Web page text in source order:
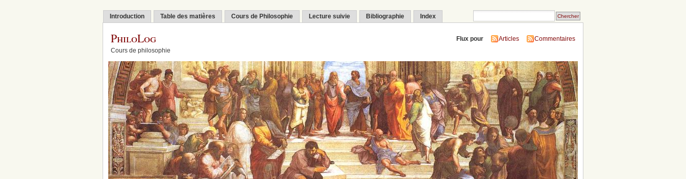
Introduction Table des matières Cours de Philosophie Lecture suivie Bibliographie Index
PhiloLog
Cours de philosophie
Flux pour Articles Commentaires